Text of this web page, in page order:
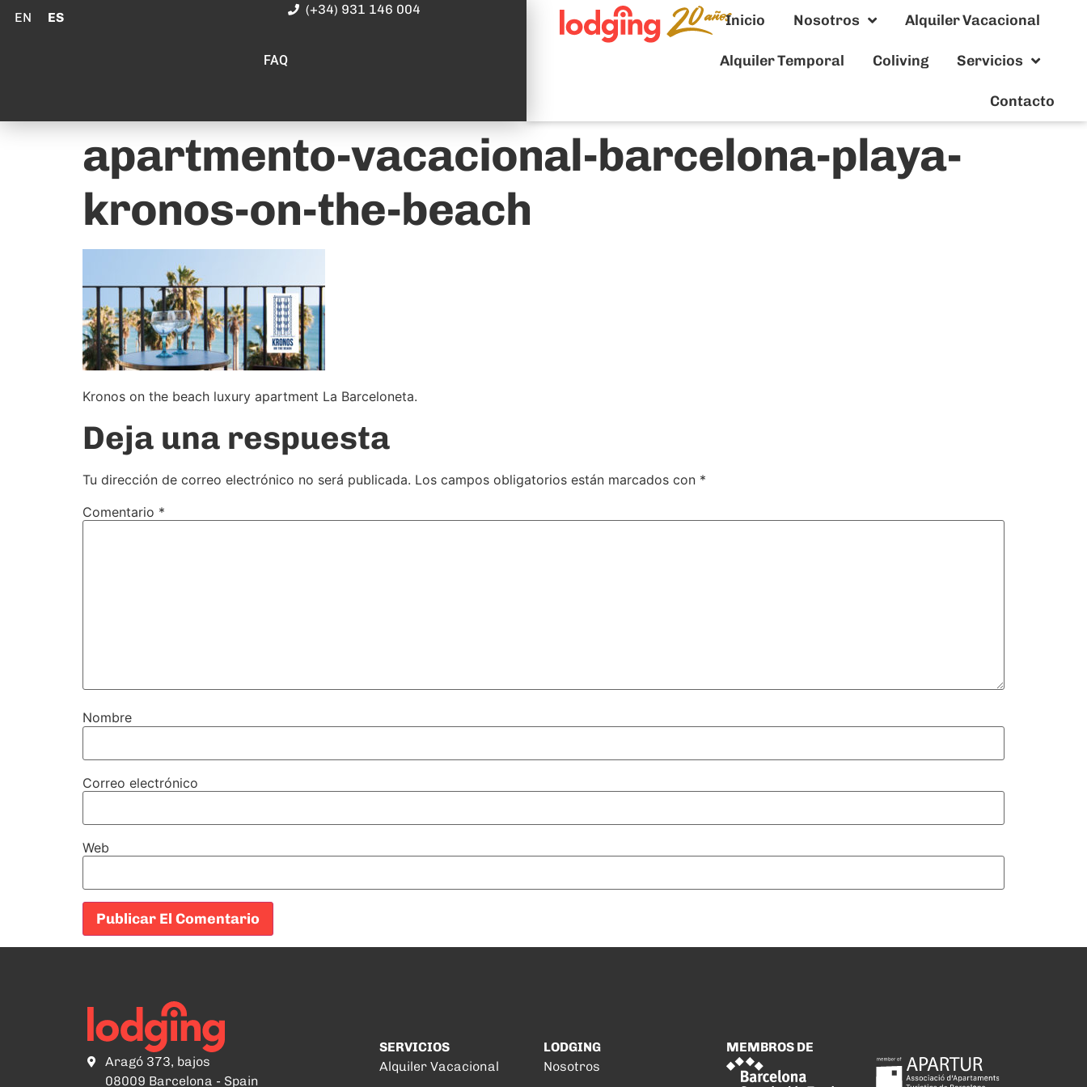
EN ES
FAQ
(+34) 931 146 004
Inicio Nosotros Alquiler Vacacional
Alquiler Temporal Coliving Servicios
Contacto
apartmento-vacacional-barcelona-playa-
kronos-on-the-beach
Kronos on the beach luxury apartment La Barceloneta.
Deja una respuesta
Tu dirección de correo electrónico no será publicada. Los campos obligatorios están marcados con *
Comentario *
Nombre
Correo electrónico
Web
Aragó 373, bajos
08009 Barcelona - Spain
SERVICIOS
Alquiler Vacacional
LODGING
Nosotros
MEMBROS DE